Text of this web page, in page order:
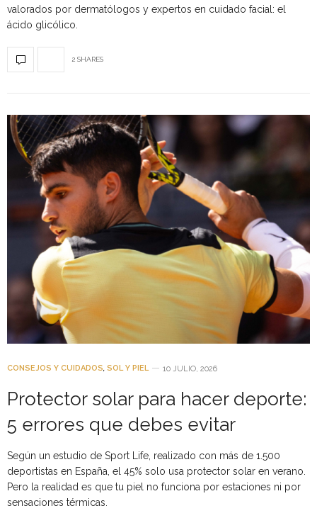
valorados por dermatólogos y expertos en cuidado facial: el
ácido glicólico.
2 SHARES
CONSEJOS Y CUIDADOS, SOL Y PIEL 10 JULIO, 2026
Protector solar para hacer deporte:
5 errores que debes evitar
Según un estudio de Sport Life, realizado con más de 1.500
deportistas en España, el 45% solo usa protector solar en verano.
Pero la realidad es que tu piel no funciona por estaciones ni por
sensaciones térmicas.